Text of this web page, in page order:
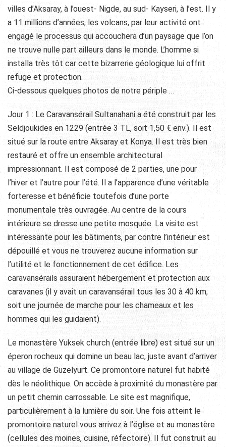
villes d’Aksaray, à l’ouest- Nigde, au sud- Kayseri, à l’est. Il y
a 11 millions d’années, les volcans, par leur activité ont
engagé le processus qui accouchera d’un paysage que l’on
ne trouve nulle part ailleurs dans le monde. L’homme si
installa très tôt car cette bizarrerie géologique lui offrit
refuge et protection.
Ci-dessous quelques photos de notre périple …
Jour 1 : Le Caravansérail Sultanahani a été construit par les
Seldjoukides en 1229 (entrée 3 TL, soit 1,50 € env.). Il est
situé sur la route entre Aksaray et Konya. Il est très bien
restauré et offre un ensemble architectural
impressionnant. Il est composé de 2 parties, une pour
l’hiver et l’autre pour l’été. Il a l’apparence d’une véritable
forteresse et bénéficie toutefois d’une porte
monumentale très ouvragée. Au centre de la cours
intérieure se dresse une petite mosquée. La visite est
intéressante pour les bâtiments, par contre l’intérieur est
dépouillé et vous ne trouverez aucune information sur
l’utilité et le fonctionnement de cet édifice. Les
caravansérails assuraient hébergement et protection aux
caravanes (il y avait un caravansérail tous les 30 à 40 km,
soit une journée de marche pour les chameaux et les
hommes qui les guidaient).
Le monastère Yuksek church (entrée libre) est situé sur un
éperon rocheux qui domine un beau lac, juste avant d’arriver
au village de Guzelyurt. Ce promontoire naturel fut habité
dès le néolithique. On accède à proximité du monastère par
un petit chemin carrossable. Le site est magnifique,
particulièrement à la lumière du soir. Une fois atteint le
promontoire naturel vous arrivez à l’église et au monastère
(cellules des moines, cuisine, réfectoire). Il fut construit au